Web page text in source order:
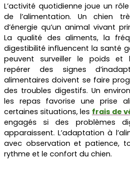
L’activité quotidienne joue un
de l’alimentation. Un chien
d’énergie qu’un animal vivant
La qualité des aliments, la
digestibilité influencent la santé
peuvent surveiller le poids et
repérer des signes
alimentaires doivent se faire
des troubles digestifs. Un
les repas favorise une prise
certaines situations, les frais de
engagés si des problèmes
apparaissent. L’adaptation à
avec observation et patience,
rythme et le confort du chien.